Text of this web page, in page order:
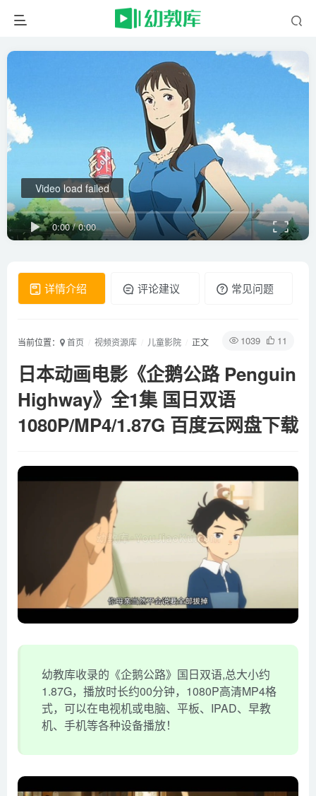
0:00/0:00
Video load failed
详情介绍 评论建议 常见问题
1039 11
当前位置： 首页 视频资源库 儿童影院 正文
日本动画电影《企鹅公路 Penguin
Highway》全1集 国日双语
1080P/MP4/1.87G 百度云网盘下载
幼教库收录的《企鹅公路》国日双语,总大小约
1.87G，播放时长约00分钟，1080P高清MP4格
式，可以在电视机或电脑、平板、IPAD、早教
机、手机等各种设备播放！